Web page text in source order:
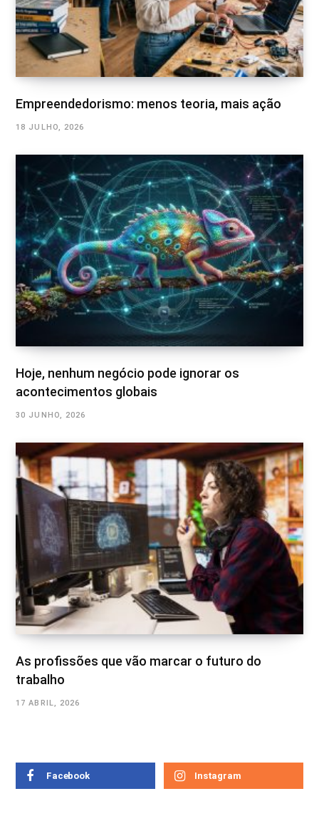
Empreendedorismo: menos teoria, mais ação
18 JULHO, 2026
Hoje, nenhum negócio pode ignorar os
acontecimentos globais
30 JUNHO, 2026
As profissões que vão marcar o futuro do
trabalho
17 ABRIL, 2026
Facebook Instagram